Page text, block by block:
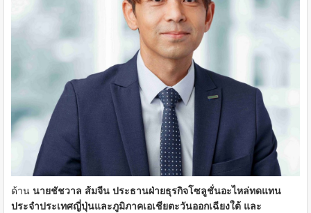
ด้าน นายชัชวาล ส้มจีน ประธานฝ่ายธุรกิจโซลูชั่นอะไหล่ทดแทน
ประจำประเทศญี่ปุ่นและภูมิภาคเอเชียตะวันออกเฉียงใต้ และ